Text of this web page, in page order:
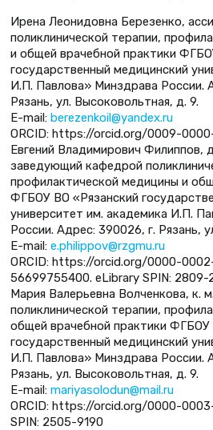
Ирена Леонидовна Березенко,
поликлинической терапии,
и общей врачебной практики
государственный медицинский
И.П. Павлова» Минздрава России.
Рязань, ул. Высоковольтная, д. 9.
E-mail: berezenkoil@yandex.ru
ORCID: https://orcid.org/0009-
Евгений Владимирович Филиппов,
заведующий кафедрой
профилактической медицины и
ФГБОУ ВО «Рязанский
университет им. академика И.П.
России. Адрес: 390026, г. Рязань,
E-mail: e.philippov@rzgmu.ru
ORCID: https://orcid.org/0000-
56699755400. eLibrary SPIN: 2809-
Мария Валерьевна Волченкова, к.
поликлинической терапии,
общей врачебной практики ФГБОУ
государственный медицинский
И.П. Павлова» Минздрава России.
Рязань, ул. Высоковольтная, д. 9.
E-mail: mariyasolodun@mail.ru
ORCID: https://orcid.org/0000-
SPIN: 2505-9190